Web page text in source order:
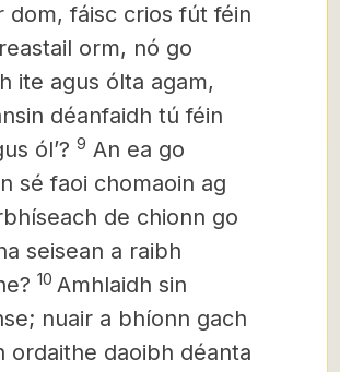
dom, fáisc crios fút féin
orm, nó go
ite agus ólta agam,
déanfaidh tú féin
ól’? 9 An ea go
sé faoi chomaoin ag
de chionn go
seisean a raibh
10 Amhlaidh sin
nuair a bhíonn gach
ordaithe daoibh déanta